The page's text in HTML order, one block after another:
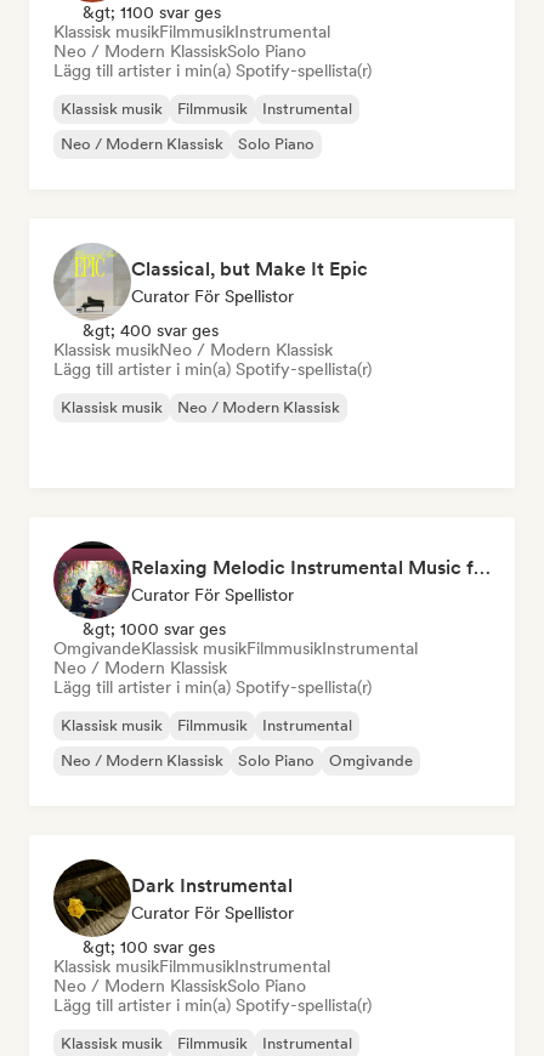
&gt; 1100 svar ges
Klassisk musikFilmmusikInstrumental
Neo / Modern KlassiskSolo Piano
Lägg till artister i min(a) Spotify-spellista(r)
Klassisk musik Filmmusik
Instrumental
Neo / Modern Klassisk
Solo Piano
Classical, but Make It Epic
Curator För Spellistor
&gt; 400 svar ges
Klassisk musikNeo / Modern Klassisk
Lägg till artister i min(a) Spotify-spellista(r)
Klassisk musik Neo / Modern Klassisk
Relaxing Melodic Instrumental Music for Reading and Studying
Curator För Spellistor
&gt; 1000 svar ges
OmgivandeKlassisk musikFilmmusikInstrumental
Neo / Modern Klassisk
Lägg till artister i min(a) Spotify-spellista(r)
Klassisk musik Filmmusik
Instrumental
Neo / Modern Klassisk
Solo Piano Omgivande
Dark Instrumental
Curator För Spellistor
&gt; 100 svar ges
Klassisk musikFilmmusikInstrumental
Neo / Modern KlassiskSolo Piano
Lägg till artister i min(a) Spotify-spellista(r)
Klassisk musik Filmmusik Instrumental